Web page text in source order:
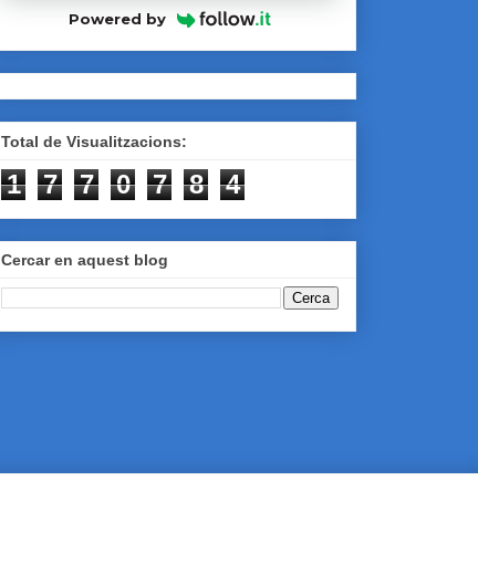
Powered by
Total de Visualitzacions:
1 7 7 0 7 8 4
Cercar en aquest blog